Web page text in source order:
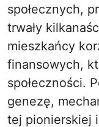
społecznych,
trwały
mieszkańcy
finansowych,
społeczności.
genezę,
tej pionierskiej